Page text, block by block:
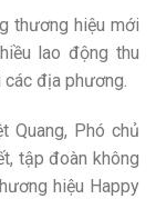
thương hiệu mới
lao động thu
địa phương.
Quang, Phó chủ
tập đoàn không
hiệu Happy